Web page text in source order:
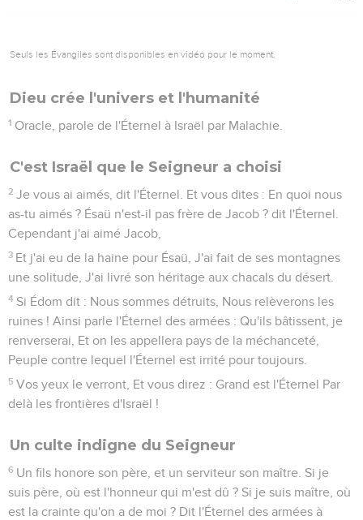
Seuls les Évangiles sont disponibles en vidéo pour le moment.
Dieu crée l'univers et l'humanité
1 Oracle, parole de l'Éternel à Israël par Malachie.
C'est Israël que le Seigneur a choisi
2 Je vous ai aimés, dit l'Éternel. Et vous dites : En quoi nous
as-tu aimés ? Ésaü n'est-il pas frère de Jacob ? dit l'Éternel.
Cependant j'ai aimé Jacob,
3 Et j'ai eu de la haine pour Ésaü, J'ai fait de ses montagnes
une solitude, J'ai livré son héritage aux chacals du désert.
4 Si Édom dit : Nous sommes détruits, Nous relèverons les
ruines ! Ainsi parle l'Éternel des armées : Qu'ils bâtissent, je
renverserai, Et on les appellera pays de la méchanceté,
Peuple contre lequel l'Éternel est irrité pour toujours.
5 Vos yeux le verront, Et vous direz : Grand est l'Éternel Par
delà les frontières d'Israël !
Un culte indigne du Seigneur
6 Un fils honore son père, et un serviteur son maître. Si je
suis père, où est l'honneur qui m'est dû ? Si je suis maître, où
est la crainte qu'on a de moi ? Dit l'Éternel des armées à